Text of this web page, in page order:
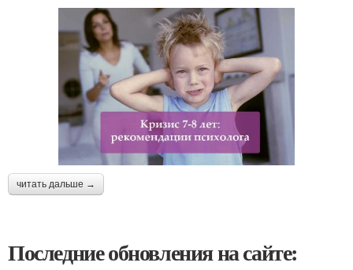
читать дальше →
Последние обновления на сайте: